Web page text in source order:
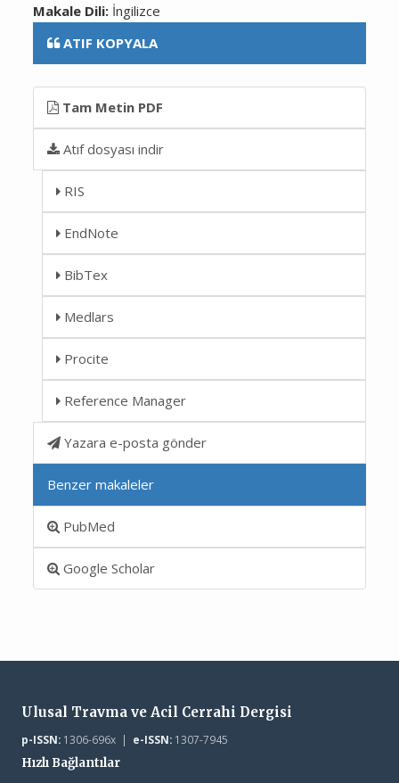
Makale Dili: İngilizce
ATIF KOPYALA
Tam Metin PDF
Atıf dosyası indir
RIS
EndNote
BibTex
Medlars
Procite
Reference Manager
Yazara e-posta gönder
Benzer makaleler
PubMed
Google Scholar
Ulusal Travma ve Acil Cerrahi Dergisi
p-ISSN:1306-696x | e-ISSN:1307-7945
Hızlı Bağlantılar